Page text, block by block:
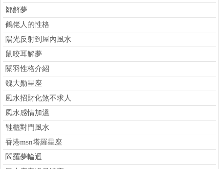
鄒解夢
鶴佬人的性格
陽光反射到屋內風水
鼠咬耳解夢
關羽性格介紹
魏大勋星座
風水招財化煞不求人
風水感情加溫
鞋櫃對門風水
香港msn塔羅星座
閻羅夢輪迴